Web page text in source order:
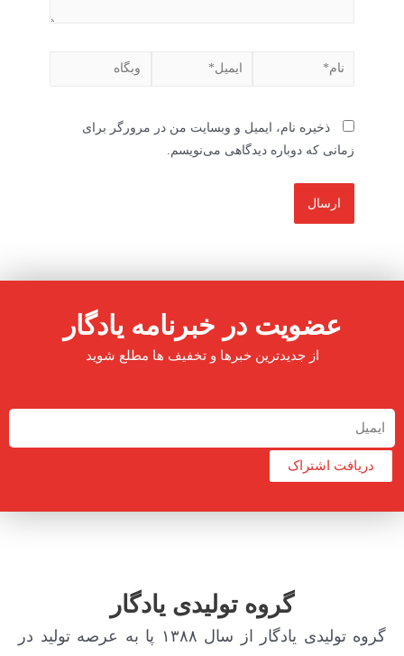
ذخیره نام، ایمیل و وبسایت من در مرورگر برای
زمانی که دوباره دیدگاهی می‌نویسم.
عضویت در خبرنامه یادگار
از جدیدترین خبرها و تخفیف ها مطلع شوید
دریافت اشتراک
گروه تولیدی یادگار
گروه تولیدی یادگار از سال ۱۳۸۸ پا به عرصه تولید در